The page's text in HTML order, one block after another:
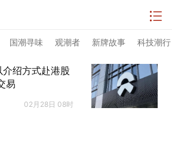
国潮寻味 观潮者 新牌故事 科技潮行
绍方式赴港股
易
02月28日 08时